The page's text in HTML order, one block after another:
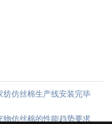
纺仿丝棉生产线安装完毕
物仿丝棉的性能趋势要求